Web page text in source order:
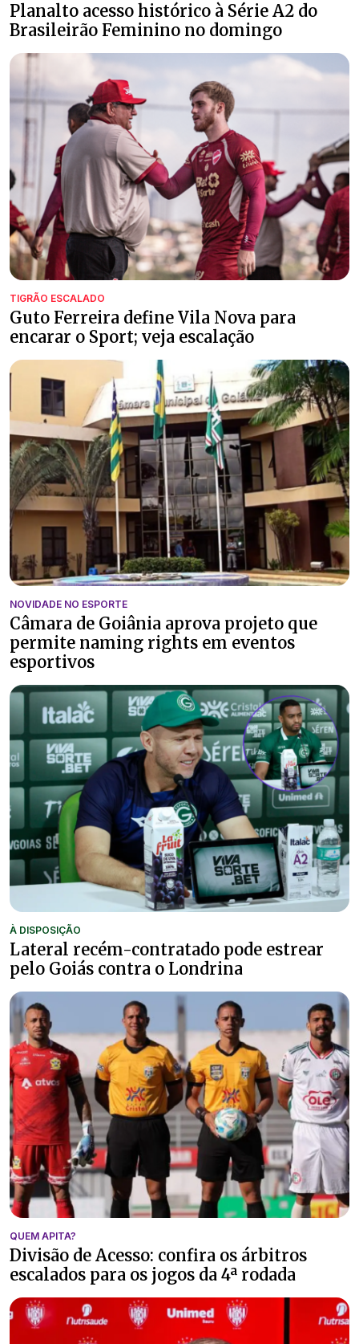
Planalto acesso histórico à Série A2 do
Brasileirão Feminino no domingo
TIGRÃO ESCALADO
Guto Ferreira define Vila Nova para
encarar o Sport; veja escalação
NOVIDADE NO ESPORTE
Câmara de Goiânia aprova projeto que
permite naming rights em eventos
esportivos
À DISPOSIÇÃO
Lateral recém-contratado pode estrear
pelo Goiás contra o Londrina
QUEM APITA?
Divisão de Acesso: confira os árbitros
escalados para os jogos da 4ª rodada